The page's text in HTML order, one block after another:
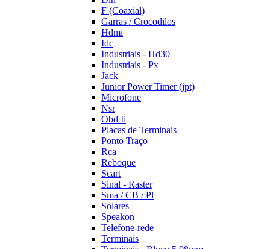
F (Coaxial)
Garras / Crocodilos
Hdmi
Idc
Industriais - Hd30
Industriais - Px
Jack
Junior Power Timer (jpt)
Microfone
Nsr
Obd Ii
Placas de Terminais
Ponto Traço
Rca
Reboque
Scart
Sinal - Raster
Sma / CB / Pl
Solares
Speakon
Telefone-rede
Terminais